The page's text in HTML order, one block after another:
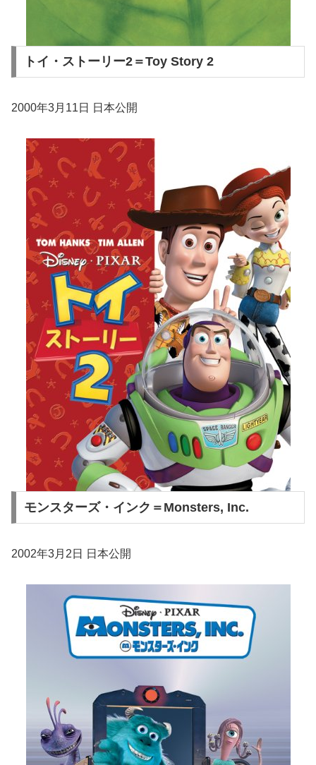
トイ・ストーリー2＝Toy Story 2
2000年3月11日 日本公開
モンスターズ・インク＝Monsters, Inc.
2002年3月2日 日本公開